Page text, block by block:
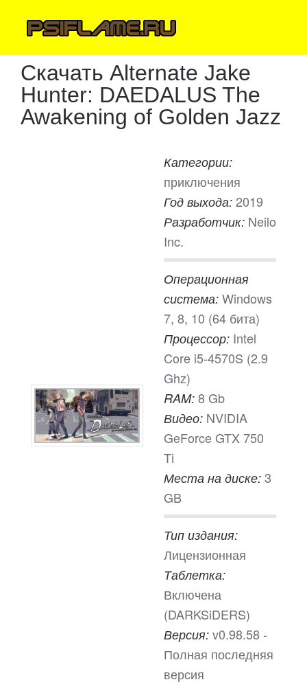
Скачать Alternate Jake
Hunter: DAEDALUS The
Awakening of Golden Jazz
Категории:
приключения
Год выхода: 2019
Разработчик: Neilo
Inc.
Операционная
система: Windows
7, 8, 10 (64 бита)
Процессор: Intel
Core i5-4570S (2.9
Ghz)
RAM: 8 Gb
Видео: NVIDIA
GeForce GTX 750
Ti
Места на диске: 3
GB
Тип издания:
Лицензионная
Таблетка:
Включена
(DARKSiDERS)
Версия: v0.98.58 -
Полная последняя
версия